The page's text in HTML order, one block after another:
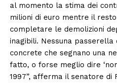
al momento la stima dei
milioni di euro mentre il
completare le demolizioni
inagibili. Nessuna passerella
concrete che segnano una
fatto, o forse meglio dire
1997”, afferma il senatore di